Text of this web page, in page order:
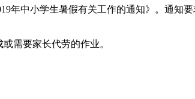
年中小学生暑假有关工作的通知》。通
需要家长代劳的作业。